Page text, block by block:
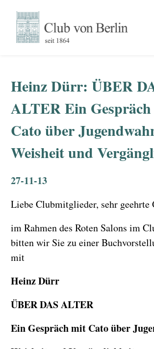
Heinz Dürr: ÜBER
ALTER Ein
Cato über
Weisheit und
27-11-13
Liebe Clubmitglieder, sehr geehrte
im Rahmen des Roten Salons im
bitten wir Sie zu einer
mit
Heinz Dürr
ÜBER DAS ALTER
Ein Gespräch mit Cato über